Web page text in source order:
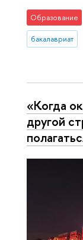
Образование
бакалавриат
«Когда
другой